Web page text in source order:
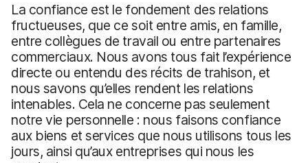
La confiance est le fondement des relations
fructueuses, que ce soit entre amis, en famille,
entre collègues de travail ou entre partenaires
commerciaux. Nous avons tous fait l’expérience
directe ou entendu des récits de trahison, et
nous savons qu’elles rendent les relations
intenables. Cela ne concerne pas seulement
notre vie personnelle : nous faisons confiance
aux biens et services que nous utilisons tous les
jours, ainsi qu’aux entreprises qui nous les